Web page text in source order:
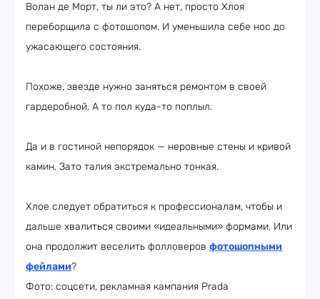
Волан де Морт, ты ли это? А нет, просто Хлоя
переборщила с фотошопом. И уменьшила себе нос до
ужасающего состояния.
Похоже, звезде нужно заняться ремонтом в своей
гардеробной. А то пол куда-то поплыл.
Да и в гостиной непорядок — неровные стены и кривой
камин. Зато талия экстремально тонкая.
Хлое следует обратиться к профессионалам, чтобы и
дальше хвалиться своими «идеальными» формами. Или
она продолжит веселить фолловеров фотошопными
фейлами?
Фото: соцсети, рекламная кампания Prada